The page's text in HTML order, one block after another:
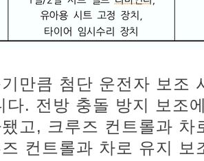
만큼 첨단 운전자 보조
다. 전방 충돌 방지 보조
고, 크루즈 컨트롤과 차
컨트롤과 차로 유지 보